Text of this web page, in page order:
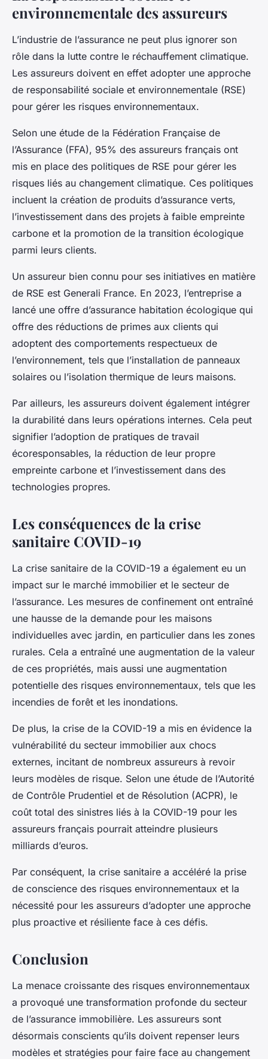
environnementale des assureurs
L’industrie de l’assurance ne peut plus ignorer son
rôle dans la lutte contre le réchauffement climatique.
Les assureurs doivent en effet adopter une approche
de responsabilité sociale et environnementale (RSE)
pour gérer les risques environnementaux.
Selon une étude de la Fédération Française de
l’Assurance (FFA), 95% des assureurs français ont
mis en place des politiques de RSE pour gérer les
risques liés au changement climatique. Ces politiques
incluent la création de produits d’assurance verts,
l’investissement dans des projets à faible empreinte
carbone et la promotion de la transition écologique
parmi leurs clients.
Un assureur bien connu pour ses initiatives en matière
de RSE est Generali France. En 2023, l’entreprise a
lancé une offre d’assurance habitation écologique qui
offre des réductions de primes aux clients qui
adoptent des comportements respectueux de
l’environnement, tels que l’installation de panneaux
solaires ou l’isolation thermique de leurs maisons.
Par ailleurs, les assureurs doivent également intégrer
la durabilité dans leurs opérations internes. Cela peut
signifier l’adoption de pratiques de travail
écoresponsables, la réduction de leur propre
empreinte carbone et l’investissement dans des
technologies propres.
Les conséquences de la crise
sanitaire COVID-19
La crise sanitaire de la COVID-19 a également eu un
impact sur le marché immobilier et le secteur de
l’assurance. Les mesures de confinement ont entraîné
une hausse de la demande pour les maisons
individuelles avec jardin, en particulier dans les zones
rurales. Cela a entraîné une augmentation de la valeur
de ces propriétés, mais aussi une augmentation
potentielle des risques environnementaux, tels que les
incendies de forêt et les inondations.
De plus, la crise de la COVID-19 a mis en évidence la
vulnérabilité du secteur immobilier aux chocs
externes, incitant de nombreux assureurs à revoir
leurs modèles de risque. Selon une étude de l’Autorité
de Contrôle Prudentiel et de Résolution (ACPR), le
coût total des sinistres liés à la COVID-19 pour les
assureurs français pourrait atteindre plusieurs
milliards d’euros.
Par conséquent, la crise sanitaire a accéléré la prise
de conscience des risques environnementaux et la
nécessité pour les assureurs d’adopter une approche
plus proactive et résiliente face à ces défis.
Conclusion
La menace croissante des risques environnementaux
a provoqué une transformation profonde du secteur
de l’assurance immobilière. Les assureurs sont
désormais conscients qu’ils doivent repenser leurs
modèles et stratégies pour faire face au changement